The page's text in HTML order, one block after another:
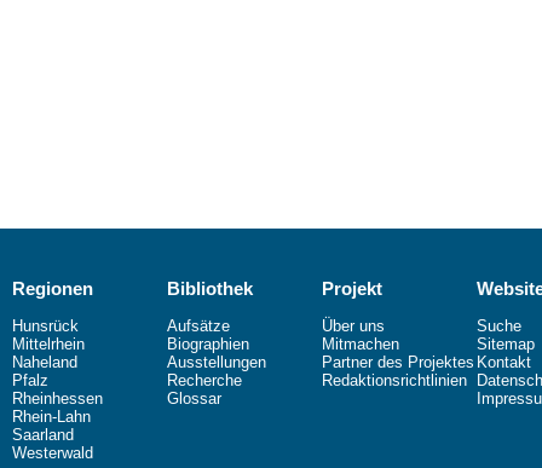
Regionen
Hunsrück
Mittelrhein
Naheland
Pfalz
Rheinhessen
Rhein-Lahn
Saarland
Westerwald
Bibliothek
Aufsätze
Biographien
Ausstellungen
Recherche
Glossar
Projekt
Über uns
Mitmachen
Partner des Projektes
Redaktionsrichtlinien
Suche
Sitemap
Kontakt